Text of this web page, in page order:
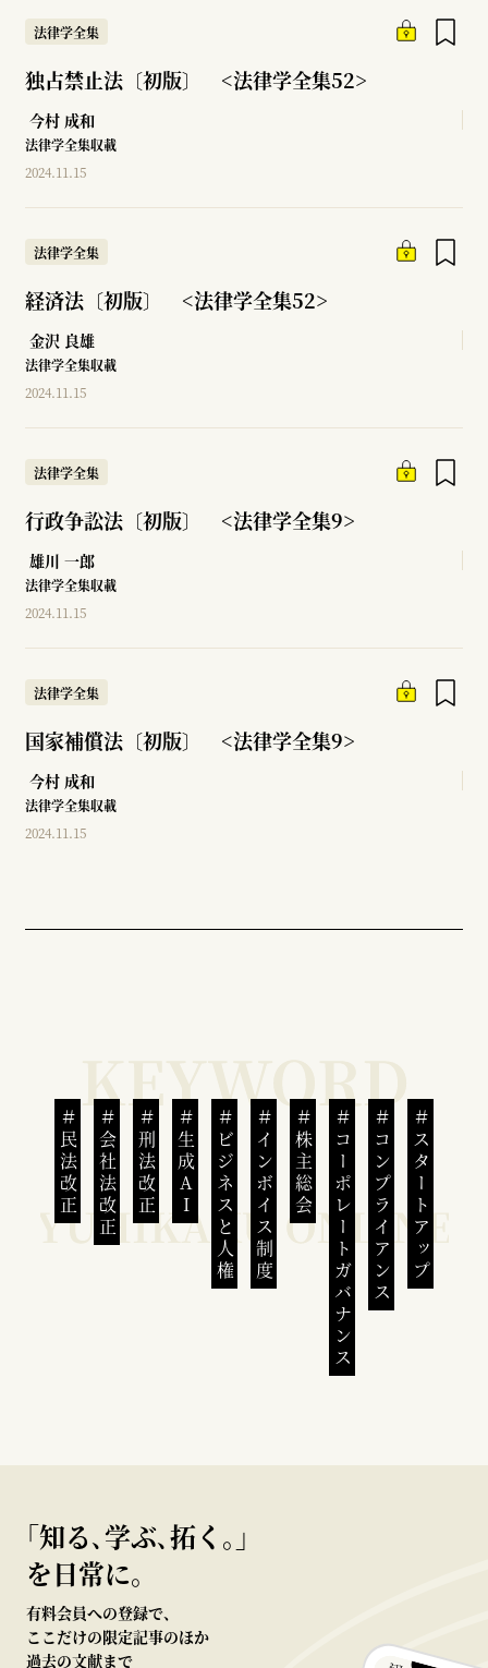
法律学全集
独占禁止法〔初版〕 <法律学全集52>
今村 成和
法律学全集収載
2024.11.15
法律学全集
経済法〔初版〕 <法律学全集52>
金沢 良雄
法律学全集収載
2024.11.15
法律学全集
行政争訟法〔初版〕 <法律学全集9>
雄川 一郎
法律学全集収載
2024.11.15
法律学全集
国家補償法〔初版〕 <法律学全集9>
今村 成和
法律学全集収載
2024.11.15
民法改正 会社法改正 刑法改正 生成AI ビジネスと人権インボイス制度 株主総会 コーポレートガバナンスコンプライアンススタートアップ
｢知る､学ぶ､拓く｡｣
を日常に。
有料会員への登録で、
ここだけの限定記事のほか
過去の文献まで